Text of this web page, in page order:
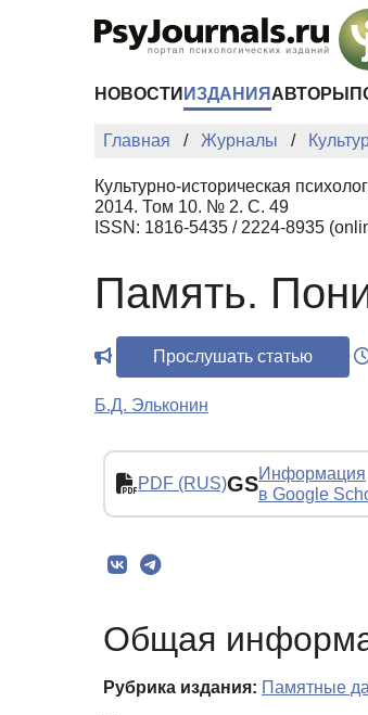
НОВОСТИ ИЗДАНИЯ АВТОРЫ
Главная Журналы
Культурно-историческая
2014. Том 10. № 2. С. 49
ISSN: 1816-5435 / 2224-8935
Память.
Прослушать статью
Б.Д. Эльконин
PDF (RUS)GSИнформация
в Google
Общая
Рубрика издания: Памятные